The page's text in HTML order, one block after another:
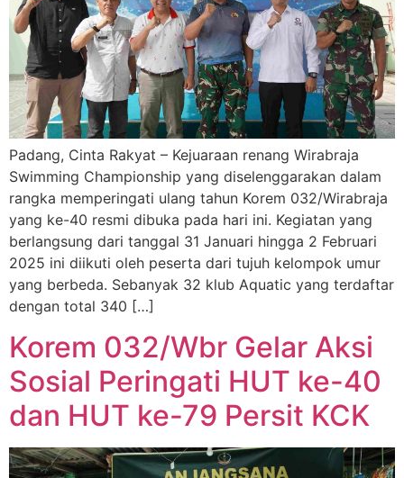
Padang, Cinta Rakyat – Kejuaraan renang Wirabraja
Swimming Championship yang diselenggarakan dalam
rangka memperingati ulang tahun Korem 032/Wirabraja
yang ke-40 resmi dibuka pada hari ini. Kegiatan yang
berlangsung dari tanggal 31 Januari hingga 2 Februari
2025 ini diikuti oleh peserta dari tujuh kelompok umur
yang berbeda. Sebanyak 32 klub Aquatic yang terdaftar
dengan total 340 […]
Korem 032/Wbr Gelar Aksi
Sosial Peringati HUT ke-40
dan HUT ke-79 Persit KCK